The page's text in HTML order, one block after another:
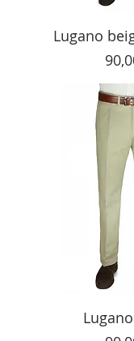
Lugano